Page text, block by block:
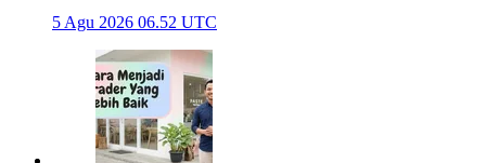
5 Agu 2026 06.52 UTC